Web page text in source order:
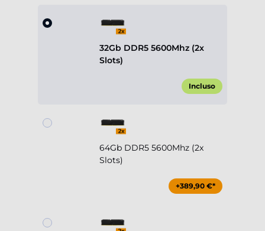
32Gb DDR5 5600Mhz (2x
Slots)
Incluso
64Gb DDR5 5600Mhz (2x
Slots)
+389,90 €*